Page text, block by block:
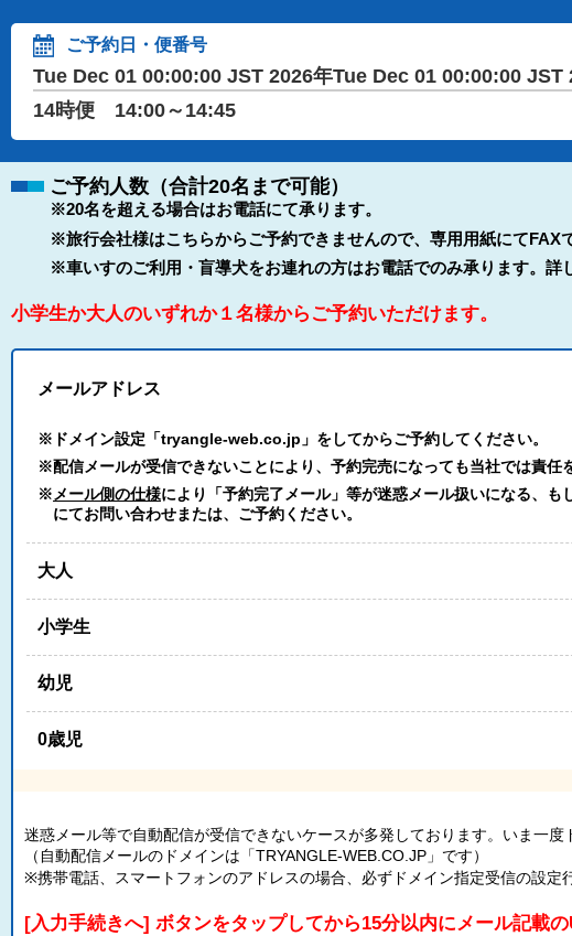
ご予約日・便番号
Tue Dec 01 00:00:00 JST 2026年Tue Dec 01 00:00:00
14時便 14:00～14:45
ご予約人数（合計20名まで可能）
※20名を超える場合はお電話にて承ります。
※旅行会社様はこちらからご予約できませんので、専用用紙にてFAX
※車いすのご利用・盲導犬をお連れの方はお電話でのみ承ります。詳
小学生か大人のいずれか１名様からご予約いただけます。
メールアドレス
※ドメイン設定「tryangle-web.co.jp」をしてからご予約してください。
※配信メールが受信できないことにより、予約完売になっても当社では責任
※ メール側の仕様により「予約完了メール」等が迷惑メール扱いになる、
にてお問い合わせまたは、ご予約ください。
大人
小学生
幼児
0歳児
迷惑メール等で自動配信が受信できないケースが多発しております。いま一度
（自動配信メールのドメインは「TRYANGLE-WEB.CO.JP」です）
※携帯電話、スマートフォンのアドレスの場合、必ずドメイン指定受信の設定
[入力手続きへ] ボタンをタップしてから15分以内にメール記載